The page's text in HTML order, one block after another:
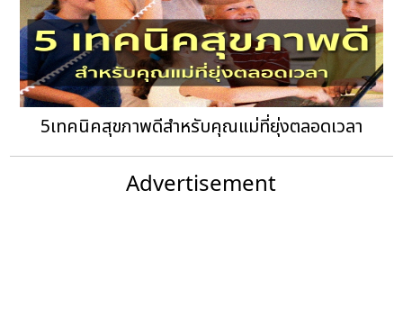
5เทคนิคสุขภาพดีสำหรับคุณแม่ที่ยุ่งตลอดเวลา
Advertisement